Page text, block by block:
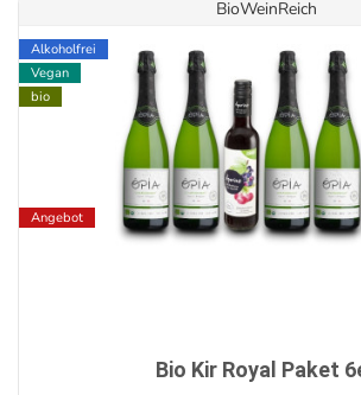
BioWeinReich
Alkoholfrei
Vegan
bio
Angebot
Bio Kir Royal Paket